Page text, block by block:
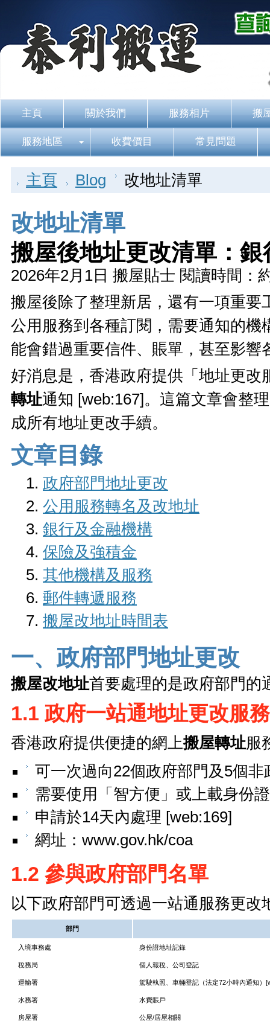
主頁 關於我們 服務相片 搬
服務地區 收費價目 常見問題
主頁 Blog 改地址清單
改地址清單
搬屋後地址更改清單：
2026年2月1日 搬屋貼士 閱讀時間：
搬屋後除了整理新居，還有一項重要
公用服務到各種訂閱，需要通知的機
能會錯過重要信件、賬單，甚至影響
好消息是，香港政府提供「地址更
轉址通知 [web:167]。這篇文章會整
成所有地址更改手續。
文章目錄
政府部門地址更改
公用服務轉名及改地址
銀行及金融機構
保險及強積金
其他機構及服務
郵件轉遞服務
搬屋改地址時間表
一、政府部門地址更改
搬屋改地址首要處理的是政府部門的
1.1 政府一站通地址更改服務
香港政府提供便捷的網上搬屋轉址服
可一次過向22個政府部門及5個
需要使用「智方便」或上載身份
申請於14天內處理 [web:169]
網址：www.gov.hk/coa
1.2 參與政府部門名單
以下政府部門可透過一站通服務更改
部門
入境事務處 身份證地址記錄
稅務局 個人報稅、公司登記
運輸署 駕駛執照、車輛登記（法定72小時內通知）
水務署 水費賬戶
房屋署 公屋/居屋相關